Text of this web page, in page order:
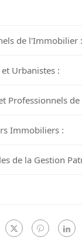
de l'Immobilier :
Urbanistes :
Professionnels de
Immobiliers :
de la Gestion